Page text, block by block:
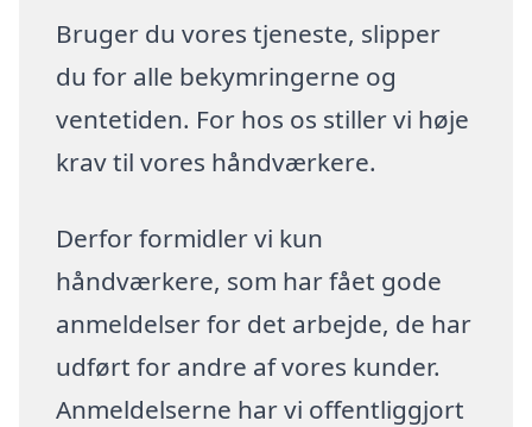
Bruger du vores tjeneste, slipper
du for alle bekymringerne og
ventetiden. For hos os stiller vi høje
krav til vores håndværkere.
Derfor formidler vi kun
håndværkere, som har fået gode
anmeldelser for det arbejde, de har
udført for andre af vores kunder.
Anmeldelserne har vi offentliggjort